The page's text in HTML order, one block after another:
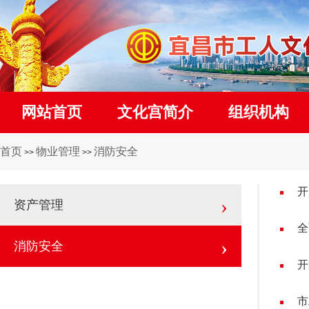
网站首页 文化宫简介 组织机构
首页 >> 物业管理 >> 消防安全
资产管理 ›
消防安全 ›